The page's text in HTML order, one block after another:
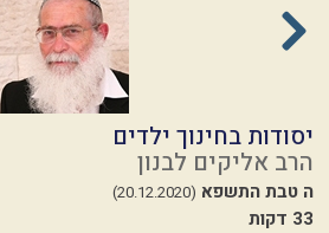
יסודות בחינוך ילדים
הרב אליקים לבנון
ה טבת התשפא (20.12.2020)
33 דקות